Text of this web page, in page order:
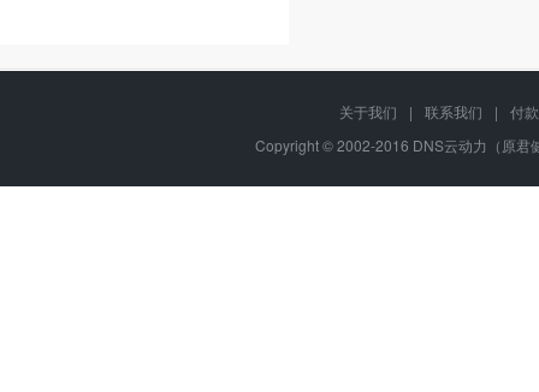
关于我们 | 联系我们 |
付
Copyright © 2002-2016 DNS云动力（原